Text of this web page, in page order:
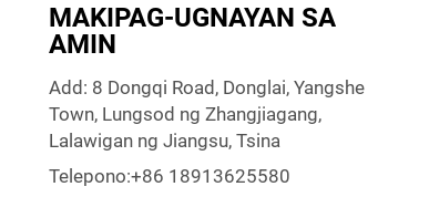
MAKIPAG-UGNAYAN SA
AMIN
Add: 8 Dongqi Road, Donglai, Yangshe
Town, Lungsod ng Zhangjiagang,
Lalawigan ng Jiangsu, Tsina
Telepono:+86 18913625580